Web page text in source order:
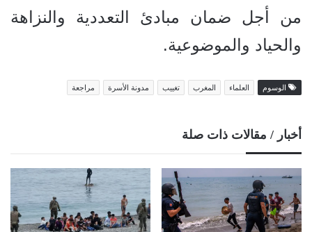
من أجل ضمان مبادئ التعددية والنزاهة
والحياد والموضوعية.
الوسوم العلماء المغرب تغييب مدونة الأسرة مراجعة
أخبار / مقالات ذات صلة